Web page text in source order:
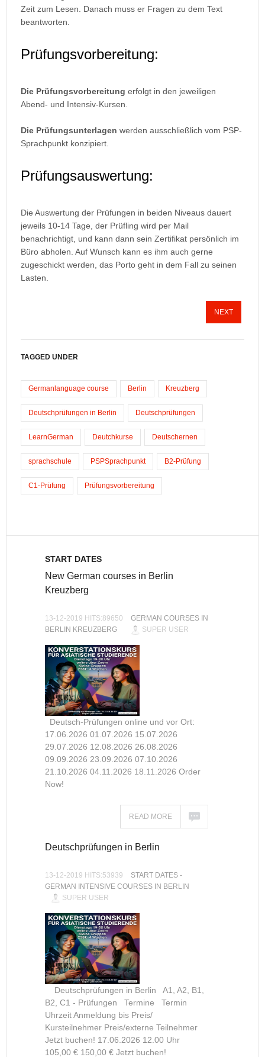
Zeit zum Lesen. Danach muss er Fragen zu dem Text
beantworten.
Prüfungsvorbereitung:
Die Prüfungsvorbereitung erfolgt in den jeweiligen
Abend- und Intensiv-Kursen.
Die Prüfungsunterlagen werden ausschließlich vom PSP-
Sprachpunkt konzipiert.
Prüfungsauswertung:
Die Auswertung der Prüfungen in beiden Niveaus dauert
jeweils 10-14 Tage, der Prüfling wird per Mail
benachrichtigt, und kann dann sein Zertifikat persönlich im
Büro abholen. Auf Wunsch kann es ihm auch gerne
zugeschickt werden, das Porto geht in dem Fall zu seinen
Lasten.
NEXT
TAGGED UNDER
Germanlanguage course Berlin Kreuzberg
Deutschprüfungen in Berlin Deutschprüfungen
LearnGerman Deutchkurse Deutschernen
sprachschule PSPSprachpunkt B2-Prüfung
C1-Prüfung Prüfungsvorbereitung
START DATES
New German courses in Berlin
Kreuzberg
13-12-2019 HITS:89650
GERMAN COURSES IN
BERLIN KREUZBERG
SUPER USER
Deutsch-Prüfungen online und vor Ort:
17.06.2026 01.07.2026 15.07.2026
29.07.2026 12.08.2026 26.08.2026
09.09.2026 23.09.2026 07.10.2026
21.10.2026 04.11.2026 18.11.2026 Order
Now!
READ MORE
Deutschprüfungen in Berlin
13-12-2019 HITS:53939
START DATES -
GERMAN INTENSIVE COURSES IN BERLIN
SUPER USER
Deutschprüfungen in Berlin A1, A2, B1,
B2, C1 - Prüfungen Termine Termin
Uhrzeit Anmeldung bis Preis/
Kursteilnehmer Preis/externe Teilnehmer
Jetzt buchen! 17.06.2026 12.00 Uhr
105,00 € 150,00 € Jetzt buchen!